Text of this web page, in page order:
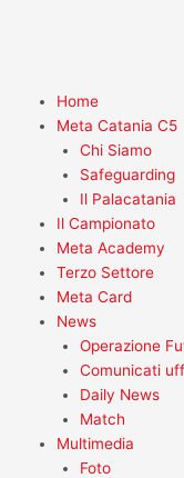
Home
Meta Catania C5
Chi Siamo
Safeguarding
Il Palacatania
Il Campionato
Meta Academy
Terzo Settore
Meta Card
News
Operazione
Comunicati
Daily News
Match
Multimedia
Foto